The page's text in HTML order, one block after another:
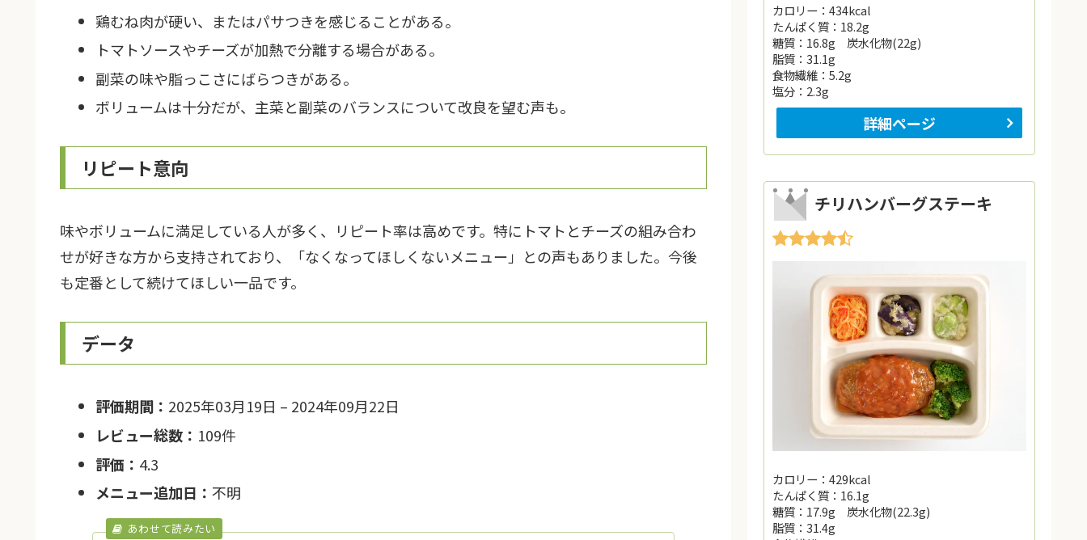
鶏むね肉が硬い、またはパサつきを感じることがある。
トマトソースやチーズが加熱で分離する場合がある。
副菜の味や脂っこさにばらつきがある。
ボリュームは十分だが、主菜と副菜のバランスについて改良を望む声も。
リピート意向
味やボリュームに満足している人が多く、リピート率は高めです。特にトマトとチーズの組み合わ
せが好きな方から支持されており、「なくなってほしくないメニュー」との声もありました。今後
も定番として続けてほしい一品です。
データ
評価期間： 2025年03月19日 – 2024年09月22日
レビュー総数： 109件
評価： 4.3
メニュー追加日： 不明
カロリー：434kcal
たんぱく質：18.2g
糖質：16.8g 炭水化物(22g)
脂質：31.1g
食物繊維：5.2g
塩分：2.3g
詳細ページ
チリハンバーグステーキ
カロリー：429kcal
たんぱく質：16.1g
糖質：17.9g 炭水化物(22.3g)
脂質：31.4g